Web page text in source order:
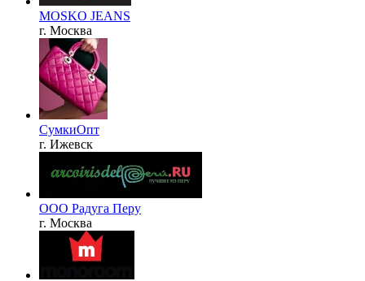
MOSKO JEANS
г. Москва
СумкиОпт
г. Ижевск
ООО Радуга Перу
г. Москва